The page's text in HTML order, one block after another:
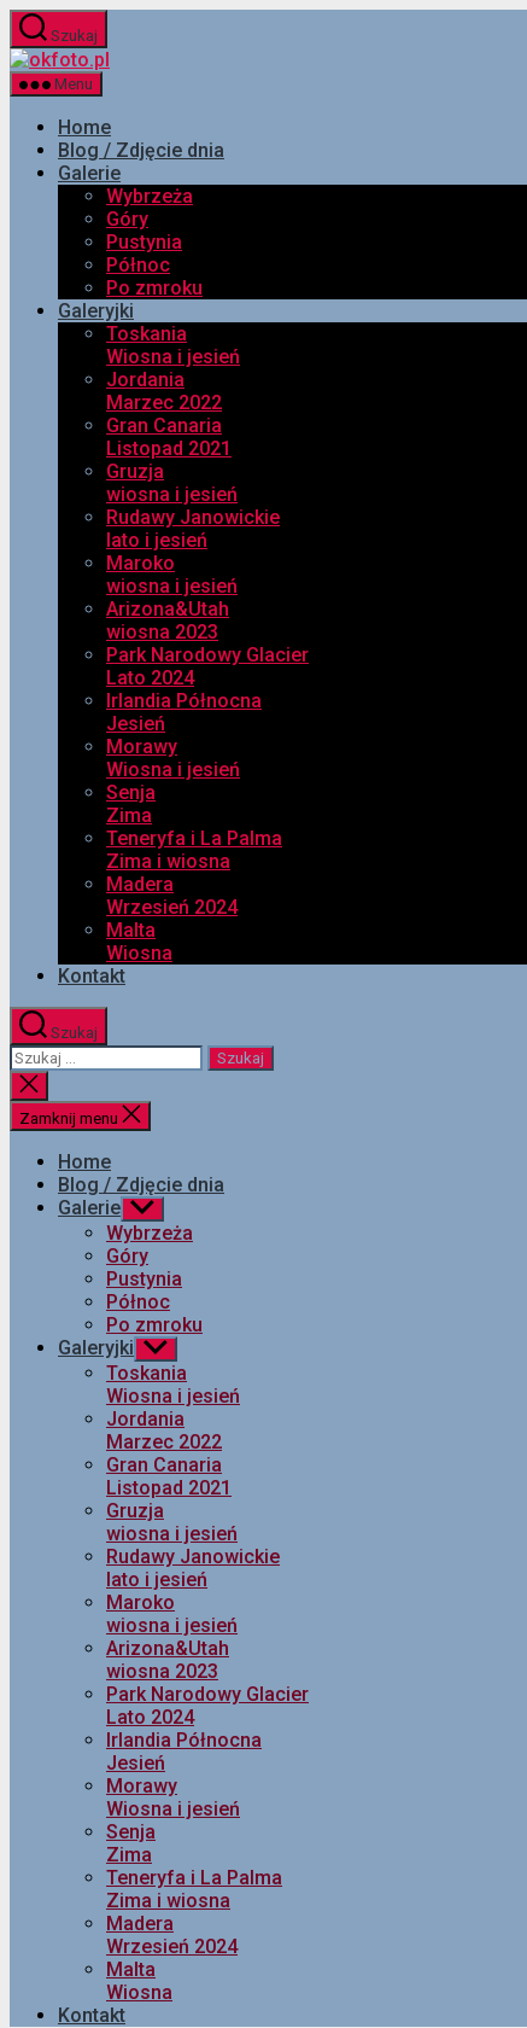
Przejdź
do
treści
Szukaj
Menu
Home
Blog / Zdjęcie dnia
Galerie
Wybrzeża
Góry
Pustynia
Północ
Po zmroku
Galeryjki
Toskania
Wiosna i jesień
Jordania
Marzec 2022
Gran Canaria
Listopad 2021
Gruzja
wiosna i jesień
Rudawy Janowickie
lato i jesień
Maroko
wiosna i jesień
Arizona&Utah
wiosna 2023
Park Narodowy Glacier
Lato 2024
Irlandia Północna
Jesień
Morawy
Wiosna i jesień
Senja
Zima
Teneryfa i La Palma
Zima i wiosna
Madera
Wrzesień 2024
Malta
Wiosna
Kontakt
Szukaj
Szukaj:
Zamknij
wyszukiwanie
Zamknij menu
Home
Blog / Zdjęcie dnia
Galerie Pokaż
podmenu
Wybrzeża
Góry
Pustynia
Północ
Po zmroku
Galeryjki Pokaż
podmenu
Toskania
Wiosna i jesień
Jordania
Marzec 2022
Gran Canaria
Listopad 2021
Gruzja
wiosna i jesień
Rudawy Janowickie
lato i jesień
Maroko
wiosna i jesień
Arizona&Utah
wiosna 2023
Park Narodowy Glacier
Lato 2024
Irlandia Północna
Jesień
Morawy
Wiosna i jesień
Senja
Zima
Teneryfa i La Palma
Zima i wiosna
Madera
Wrzesień 2024
Malta
Wiosna
Kontakt